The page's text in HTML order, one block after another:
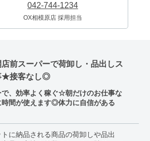
042-744-1234
OX相模原店 採用担当
前スーパーで荷卸し・品出しス
★接客なし◎
で、効率よく稼ぐ☆朝だけのお仕事な
間が使えます◎体力に自信がある
に納品される商品の荷卸しや品出